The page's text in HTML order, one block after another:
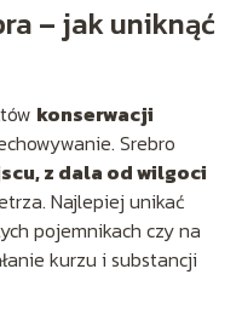
– jak uniknąć
konserwacji
Srebro
z dala od wilgoci
Najlepiej unikać
pojemnikach czy na
kurzu i substancji